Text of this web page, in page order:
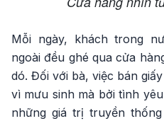
Mỗi ngày, khách trong
ngoài đều ghé qua cửa
dó. Đối với bà, việc bán
vì mưu sinh mà bởi tình
những giá trị truyền